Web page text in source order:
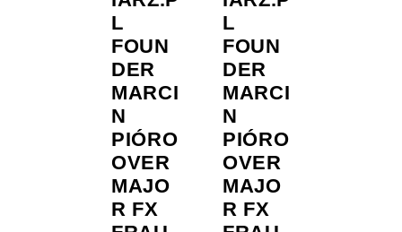
L
FOUN
DER
MARCI
N
PIÓRO
OVER
MAJO
R FX
L
FOUN
DER
MARCI
N
PIÓRO
OVER
MAJO
R FX